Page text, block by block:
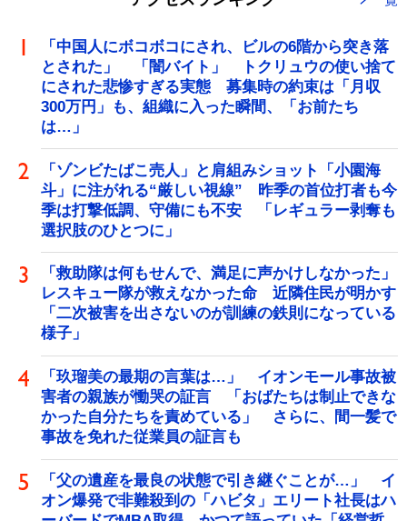
「中国人にボコボコにされ、ビルの6階から突き落
とされた」 「闇バイト」 トクリュウの使い捨て
にされた悲惨すぎる実態 募集時の約束は「月収
300万円」も、組織に入った瞬間、「お前たち
は…」
「ゾンビたばこ売人」と肩組みショット「小園海
斗」に注がれる“厳しい視線” 昨季の首位打者も今
季は打撃低調、守備にも不安 「レギュラー剥奪も
選択肢のひとつに」
「救助隊は何もせんで、満足に声かけしなかった」
レスキュー隊が救えなかった命 近隣住民が明かす
「二次被害を出さないのが訓練の鉄則になっている
様子」
「玖瑠美の最期の言葉は…」 イオンモール事故被
害者の親族が慟哭の証言 「おばたちは制止できな
かった自分たちを責めている」 さらに、間一髪で
事故を免れた従業員の証言も
「父の遺産を最良の状態で引き継ぐことが…」 イ
オン爆発で非難殺到の「ハビタ」エリート社長はハ